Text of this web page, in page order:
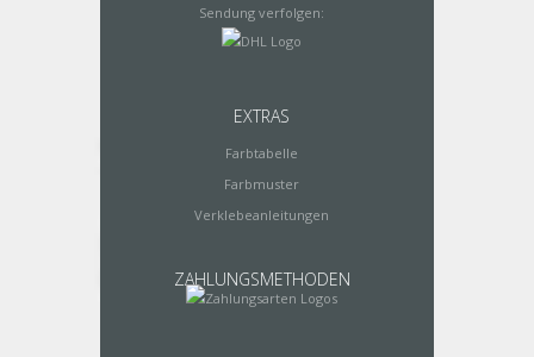
Sendung verfolgen:
EXTRAS
Farbtabelle
Farbmuster
Verklebeanleitungen
ZAHLUNGSMETHODEN